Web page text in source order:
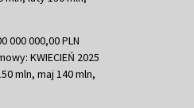
000 000,00 PLN
KWIECIEŃ 2025
mln, maj 140 mln,